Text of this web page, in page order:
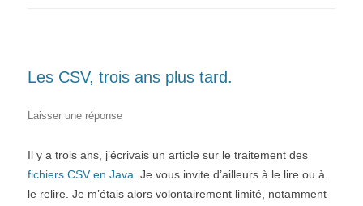
Les CSV, trois ans plus tard.
Laisser une réponse
Il y a trois ans, j’écrivais un article sur le traitement des
fichiers CSV en Java . Je vous invite d’ailleurs à le lire ou à
le relire. Je m’étais alors volontairement limité, notamment